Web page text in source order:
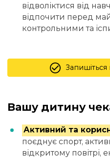
відволіктися від
відпочити перед
контрольними та
Запишіться
Вашу дитину
Активний та
поєднує спорт,
відкритому повітрі,